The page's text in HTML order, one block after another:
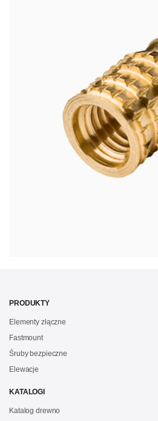
PRODUKTY
Elementy złączne
Fastmount
Śruby bezpieczne
Elewacje
KATALOGI
Katalog drewno